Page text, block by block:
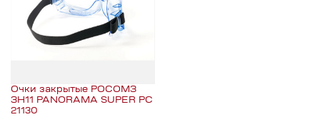
Очки закрытые РОСОМЗ
ЗН11 PANORAMA SUPER PC
21130